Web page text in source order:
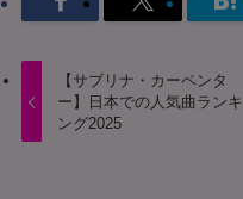
【サブリナ・カーペンタ
ー】日本での人気曲ランキ
ング2025